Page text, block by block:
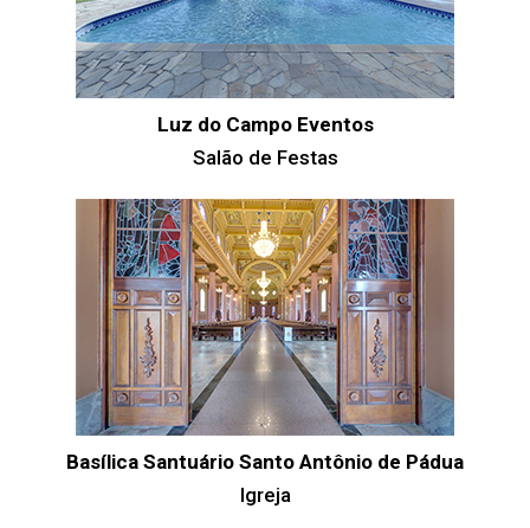
Luz do Campo Eventos
Salão de Festas
Basílica Santuário Santo Antônio de Pádua
Igreja